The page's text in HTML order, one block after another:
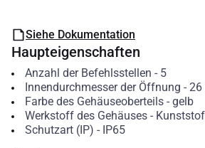
Siehe Dokumentation
Haupteigenschaften
Anzahl der Befehlsstellen - 5
Innendurchmesser der Öffnung - 26
Farbe des Gehäuseoberteils- gelb
Werkstoff des Gehäuses-
Schutzart (IP) - IP65